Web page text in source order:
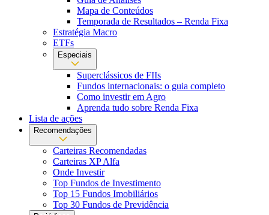
Mapa de Conteúdos
Temporada de Resultados – Renda Fixa
Estratégia Macro
ETFs
Especiais
Superclássicos de FIIs
Fundos internacionais: o guia completo
Como investir em Agro
Aprenda tudo sobre Renda Fixa
Lista de ações
Recomendações
Carteiras Recomendadas
Carteiras XP Alfa
Onde Investir
Top Fundos de Investimento
Top 15 Fundos Imobiliários
Top 30 Fundos de Previdência